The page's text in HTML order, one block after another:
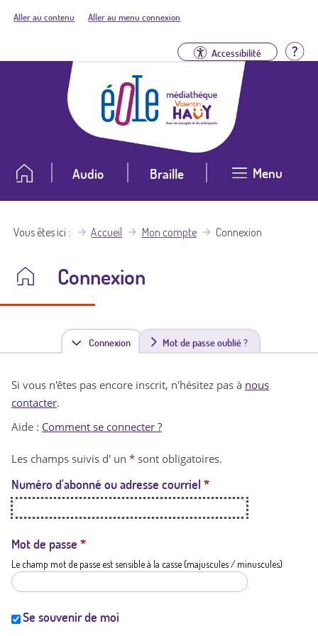
Aller au contenu Aller au menu connexion
Accessibilité
Audio Braille Menu
Vous êtes ici Accueil Mon compte Connexion
Connexion
Connexion(
n
t
a
t
i
Mot de passe oublié ?
Si vous n'êtes pas encore inscrit, n'hésitez pas à nous
contacter.
Aide : Comment se connecter ?
Les champs suivis d' un * sont obligatoires.
Numéro d'abonné ou adresse courriel *
Mot de passe *
Le champ mot de passe est sensible à la casse (majuscules / minuscules)
Se souvenir de moi